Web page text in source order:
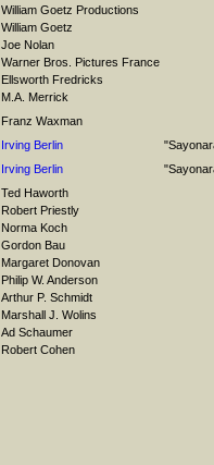
William Goetz Productions
William Goetz
Joe Nolan
Warner Bros. Pictures France
Ellsworth Fredricks
M.A. Merrick
Franz Waxman
Irving Berlin
Irving Berlin
Ted Haworth
Robert Priestly
Norma Koch
Gordon Bau
Margaret Donovan
Philip W. Anderson
Arthur P. Schmidt
Marshall J. Wolins
Ad Schaumer
Robert Cohen